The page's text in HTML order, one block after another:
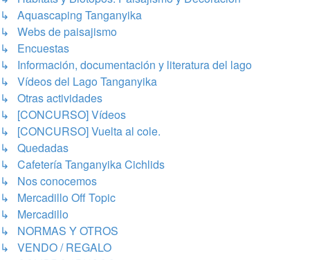
↳ Aquascaping Tanganyika
↳ Webs de paisajismo
↳ Encuestas
↳ Información, documentación y literatura del lago
↳ Vídeos del Lago Tanganyika
↳ Otras actividades
↳ [CONCURSO] Vídeos
↳ [CONCURSO] Vuelta al cole.
↳ Quedadas
↳ Cafetería Tanganyika Cichlids
↳ Nos conocemos
↳ Mercadillo Off Topic
↳ Mercadillo
↳ NORMAS Y OTROS
↳ VENDO / REGALO